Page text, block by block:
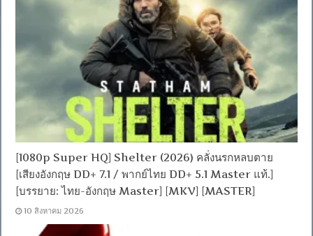
[1080p Super HQ] Shelter (2026) คลั่งนรกหลบตาย
[เสียงอังกฤษ DD+ 7.1 / พากย์ไทย DD+ 5.1 Master แท้.]
[บรรยาย: ไทย-อังกฤษ Master] [MKV] [MASTER]
10 สิงหาคม 2026